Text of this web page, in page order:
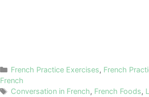
Categories
French Practice Exercises, French
French
Tags
Conversation in French, French Foods,